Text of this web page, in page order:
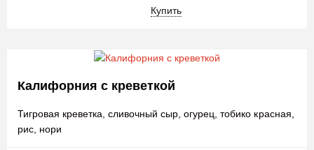
Купить
Калифорния с креветкой
Тигровая креветка, сливочный сыр, огурец, тобико красная,
рис, нори